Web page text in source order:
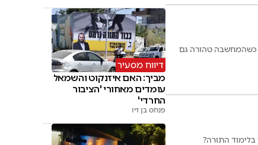
כשהמחשבה טהורה גם
התורה?
דיווח מסעיר
מביך: האם איזנקוט והשמאל
עומדים מאחורי 'הציבור
החרדי'
פנחס בן זיו